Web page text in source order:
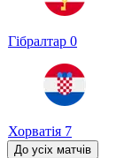
Гібралтар 0
Хорватія 7
До усіх матчів